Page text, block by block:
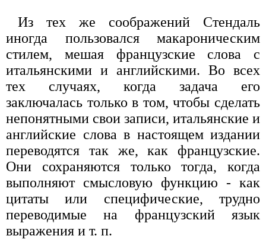
Из тех же соображений Стендаль
иногда пользовался макароническим
стилем, мешая французские слова с
итальянскими и английскими. Во всех
тех случаях, когда задача его
заключалась только в том, чтобы сделать
непонятными свои записи, итальянские и
английские слова в настоящем издании
переводятся так же, как французские.
Они сохраняются только тогда, когда
выполняют смысловую функцию - как
цитаты или специфические, трудно
переводимые на французский язык
выражения и т. п.